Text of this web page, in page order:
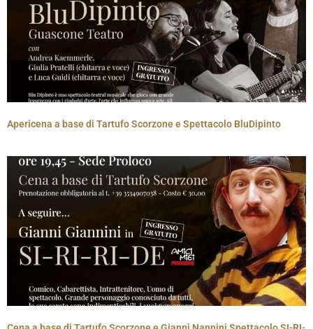
Apericena a base di Tartufo Scorzone e Spettacolo BluDipinto